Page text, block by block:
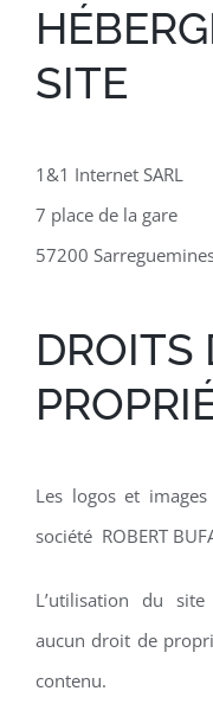
SITE
1&1 Internet SARL
7 place de la gare
57200
DROITS
Les logos et
société ROBERT
L’utilisation du site
aucun droit de
contenu.